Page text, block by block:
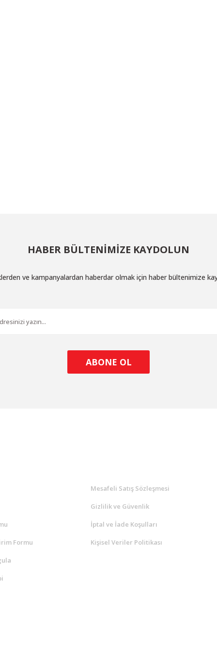
HABER BÜLTENİMİZE KAYDOLUN
ve kampanyalardan haberdar olmak için haber bültenimize
ABONE OL
Formu
Mesafeli Satış Sözleşmesi
Gizlilik ve Güvenlik
İptal ve İade Koşulları
Kişisel Veriler Politikası